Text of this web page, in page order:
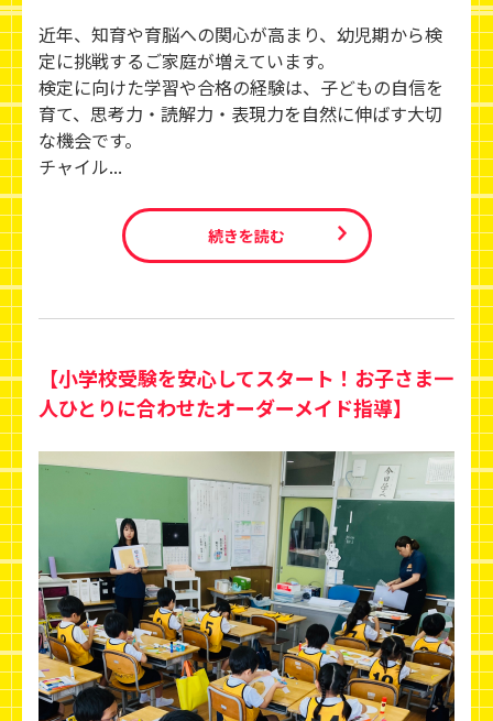
近年、知育や育脳への関心が高まり、幼児期から検
定に挑戦するご家庭が増えています。
検定に向けた学習や合格の経験は、子どもの自信を
育て、思考力・読解力・表現力を自然に伸ばす大切
な機会です。
チャイル...
続きを読む
【小学校受験を安心してスタート！お子さま一
人ひとりに合わせたオーダーメイド指導】